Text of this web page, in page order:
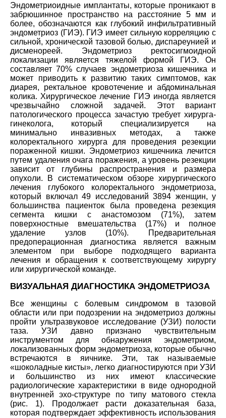
Эндометриоидные имплантаты, которые проникают в
забрюшинное пространство на расстояние 5 мм и
более, обозначаются как глубокий инфильтративный
эндометриоз (ГИЭ). ГИЭ имеет сильную корреляцию с
сильной, хронической тазовой болью, диспареунией и
дисменореей. Эндометриоз ректосигмоидной
локализации является тяжелой формой ГИЭ. Он
составляет 70% случаев эндометриоза кишечника и
может приводить к развитию таких симптомов, как
диарея, ректальное кровотечение и абдоминальная
колика. Хирургическое лечение ГИЭ иногда является
чрезвычайно сложной задачей. Этот вариант
патологического процесса зачастую требует хирурга-
гинеколога, который специализируется на
минимально инвазивных методах, а также
колоректального хирурга для проведения резекции
пораженной кишки. Эндометриоз кишечника лечится
путем удаления очага поражения, а уровень резекции
зависит от глубины распространения и размера
опухоли. В систематическом обзоре хирургического
лечения глубокого колоректального эндометриоза,
который включал 49 исследований 3894 женщин, у
большинства пациенток была проведена резекция
сегмента кишки с анастомозом (71%), затем
поверхностные вмешательства (17%) и полное
удаление узлов (10%). Предварительная
предоперационная диагностика является важным
элементом при выборе подходящего варианта
лечения и обращения к соответствующему хирургу
или хирургической команде.
ВИЗУАЛЬНАЯ ДИАГНОСТИКА ЭНДОМЕТРИОЗА
Все женщины с болевым синдромом в тазовой
области или при подозрении на эндометриоз должны
пройти ультразвуковое исследование (УЗИ) полости
таза. УЗИ давно признано чувствительным
инструментом для обнаружения эндометриом,
локализованных форм эндометриоза, которые обычно
встречаются в яичнике. Эти, так называемые
«шоколадные кисты», легко диагностируются при УЗИ
и большинство из них имеют классические
радиологические характеристики в виде однородной
внутренней эхо-структуре по типу матового стекла
(рис. 1). Продолжает расти доказательная база,
которая подтверждает эффективность использования